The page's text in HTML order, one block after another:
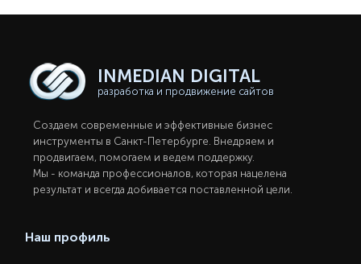
INMEDIAN DIGITAL
разработка и продвижение сайтов
Создаем современные и эффективные бизнес
инструменты в Санкт-Петербургe. Внедряем и
продвигаем, помогаем и ведем поддержку.
Мы - команда профессионалов, которая нацелена
результат и всегда добивается поставленной цели.
Наш профиль